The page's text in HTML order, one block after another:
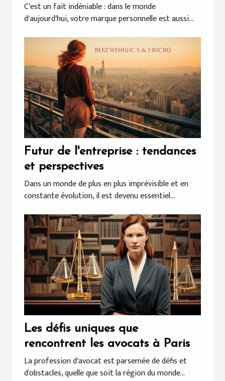
personnelle
C'est un fait indéniable : dans le monde
d'aujourd'hui, votre marque personnelle est aussi...
Futur de l'entreprise : tendances
et perspectives
Dans un monde de plus en plus imprévisible et en
constante évolution, il est devenu essentiel...
Les défis uniques que
rencontrent les avocats à Paris
La profession d'avocat est parsemée de défis et
d'obstacles, quelle que soit la région du monde...